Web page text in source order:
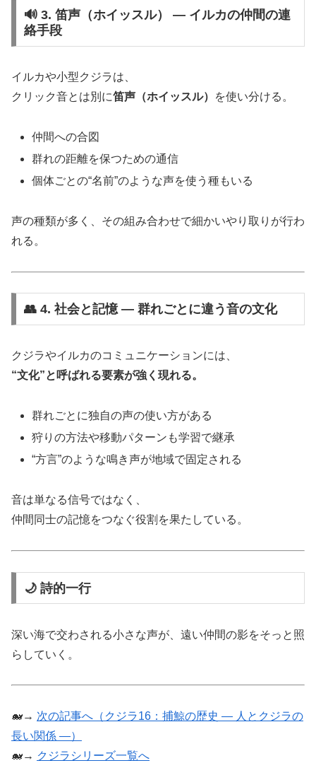
🔊 3. 笛声（ホイッスル） ― イルカの仲間の連
絡手段
イルカや小型クジラは、
クリック音とは別に笛声（ホイッスル） を使い分ける。
仲間への合図
群れの距離を保つための通信
個体ごとの“名前”のような声を使う種もいる
声の種類が多く、その組み合わせで細かいやり取りが行わ
れる。
👥 4. 社会と記憶 ― 群れごとに違う音の文化
クジラやイルカのコミュニケーションには、
“文化”と呼ばれる要素が強く現れる。
群れごとに独自の声の使い方がある
狩りの方法や移動パターンも学習で継承
“方言”のような鳴き声が地域で固定される
音は単なる信号ではなく、
仲間同士の記憶をつなぐ役割を果たしている。
🌙 詩的一行
深い海で交わされる小さな声が、遠い仲間の影をそっと照
らしていく。
🐋→ 次の記事へ（クジラ16：捕鯨の歴史 ― 人とクジラの
長い関係 ―）
🐋→ クジラシリーズ一覧へ